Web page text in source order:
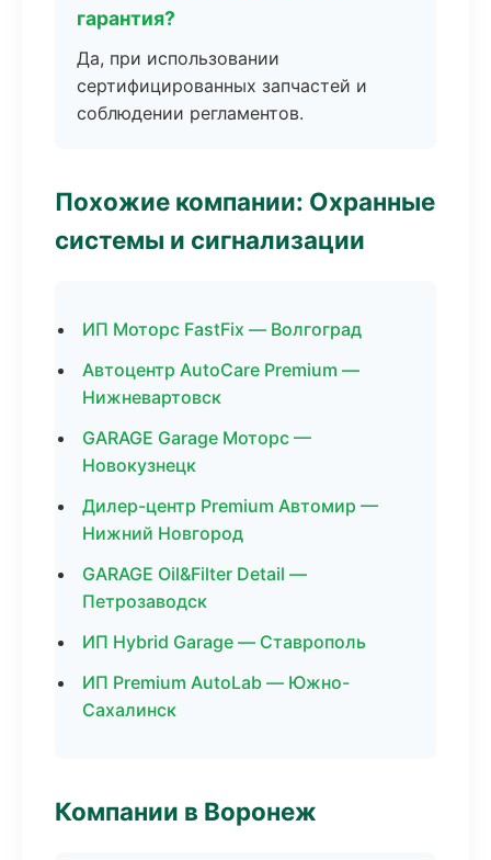
гарантия?
Да, при использовании
сертифицированных запчастей и
соблюдении регламентов.
Похожие компании: Охранные
системы и сигнализации
ИП Моторс FastFix — Волгоград
Автоцентр AutoCare Premium —
Нижневартовск
GARAGE Garage Моторс —
Новокузнецк
Дилер-центр Premium Автомир —
Нижний Новгород
GARAGE Oil&Filter Detail —
Петрозаводск
ИП Hybrid Garage — Ставрополь
ИП Premium AutoLab — Южно-
Сахалинск
Компании в Воронеж